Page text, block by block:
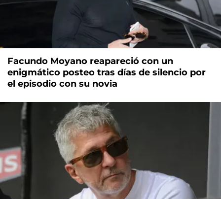
Facundo Moyano reapareció con un
enigmático posteo tras días de silencio por
el episodio con su novia